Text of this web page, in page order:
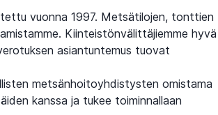
vuonna 1997. Metsätilojen, tonttien
Kiinteistönvälittäjiemme hyvä
asiantuntemus tuovat
metsänhoitoyhdistysten omistama
kanssa ja tukee toiminnallaan